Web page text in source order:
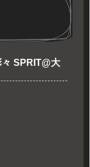
々 SPRIT@大